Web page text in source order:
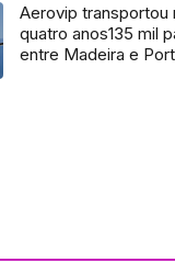
Aerovip transportou
quatro anos135 mil
entre Madeira e